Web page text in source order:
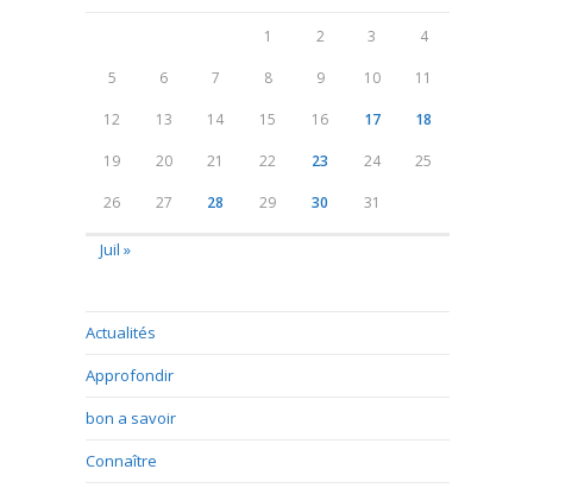
1 2 3 4
5 6 7 8 9 10 11
12 13 14 15 16 17 18
19 20 21 22 23 24 25
26 27 28 29 30 31
Juil »
Actualités
Approfondir
bon a savoir
Connaître